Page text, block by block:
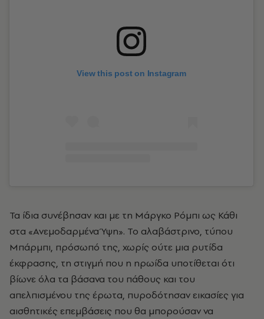
View this post on Instagram
Τα ίδια συνέβησαν και με τη Μάργκο Ρόμπι ως Κάθι
στα «Ανεμοδαρμένα Ύψη». Το αλαβάστρινο, τύπου
Μπάρμπι, πρόσωπό της, χωρίς ούτε μια ρυτίδα
έκφρασης, τη στιγμή που η ηρωίδα υποτίθεται ότι
βίωνε όλα τα βάσανα του πάθους και του
απελπισμένου της έρωτα, πυροδότησαν εικασίες για
αισθητικές επεμβάσεις που θα μπορούσαν να